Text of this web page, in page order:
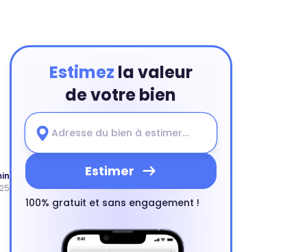
Estimez la valeur
de votre bien
Estimer
100% gratuit et sans engagement !